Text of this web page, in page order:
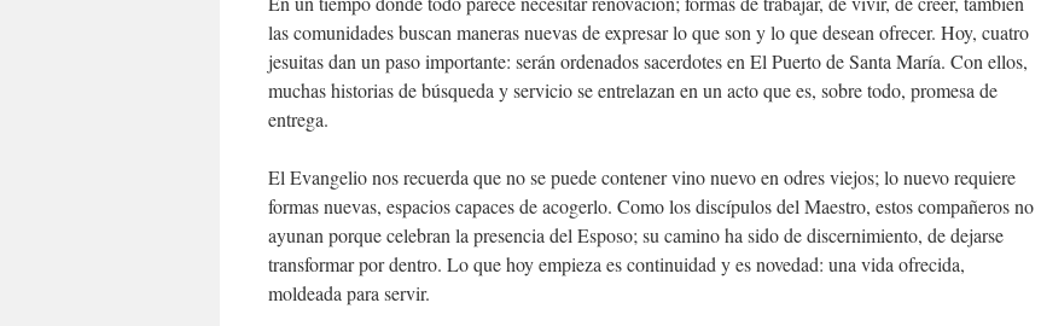
las comunidades buscan maneras nuevas de expresar lo que son y lo que desean ofrecer. Hoy, cuatro
jesuitas dan un paso importante: serán ordenados sacerdotes en El Puerto de Santa María. Con ellos,
muchas historias de búsqueda y servicio se entrelazan en un acto que es, sobre todo, promesa de
entrega.
El Evangelio nos recuerda que no se puede contener vino nuevo en odres viejos; lo nuevo requiere
formas nuevas, espacios capaces de acogerlo. Como los discípulos del Maestro, estos compañeros no
ayunan porque celebran la presencia del Esposo; su camino ha sido de discernimiento, de dejarse
transformar por dentro. Lo que hoy empieza es continuidad y es novedad: una vida ofrecida,
moldeada para servir.